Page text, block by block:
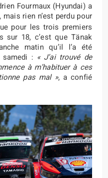
Fourmaux (Hyundai) a
mais rien n’est perdu pour
pour les trois premiers
sur 18, c’est que Tänak
matin qu’il l’a été
: « J’ai trouvé de
à m’habituer à ces
pas mal », a confié